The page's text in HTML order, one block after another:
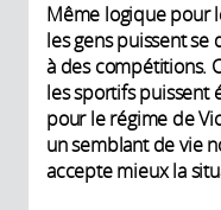
Même logique pour
les gens puissent se
à des compétitions.
les sportifs puissent
pour le régime de
un semblant de vie
accepte mieux la